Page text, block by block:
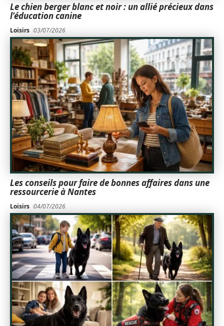
Le chien berger blanc et noir : un allié précieux dans
l’éducation canine
Loisirs 03/07/2026
Les conseils pour faire de bonnes affaires dans une
ressourcerie à Nantes
Loisirs 04/07/2026